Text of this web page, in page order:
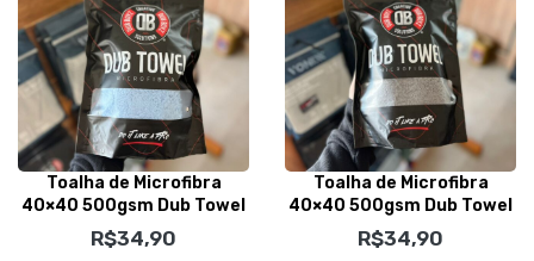
Toalha de Microfibra
40×40 500gsm Dub Towel
Azul – Dub Boyz
R$34,90
Toalha de Microfibra
40×40 500gsm Dub Towel
Cinza – Dub Boyz
R$34,90